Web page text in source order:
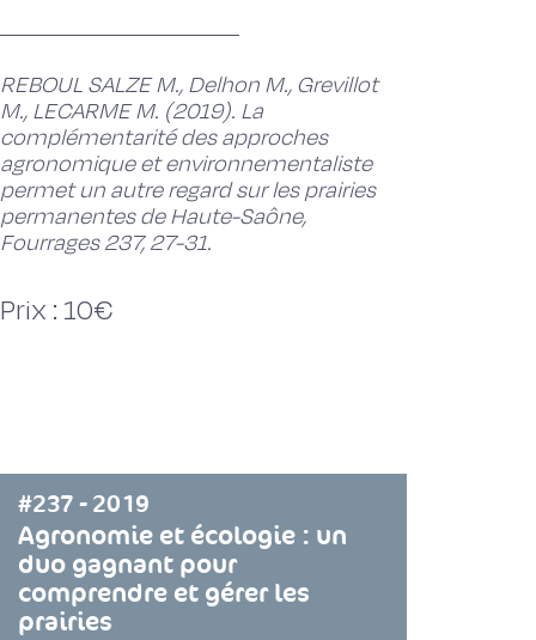
REBOUL SALZE M., Delhon M., Grevillot
M., LECARME M. (2019). La
complémentarité des approches
agronomique et environnementaliste
permet un autre regard sur les prairies
permanentes de Haute-Saône,
Fourrages 237, 27-31.
Prix : 10€
#237 - 2019
Agronomie et écologie : un
duo gagnant pour
comprendre et gérer les
prairies